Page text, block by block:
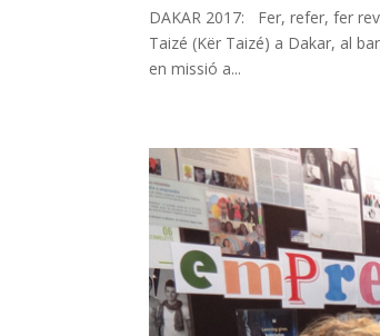
DAKAR 2017: Fer, refer,
Taizé (Kër Taizé) a Dakar, al
en missió a...